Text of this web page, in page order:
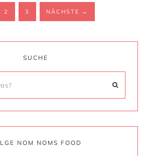
2 3 NÄCHSTE →
SUCHE
NOM NOMS FOOD